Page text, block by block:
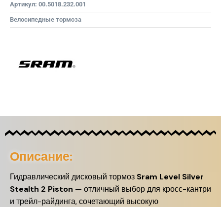
Артикул: 00.5018.232.001
Велосипедные тормоза
Описание:
Гидравлический дисковый тормоз Sram Level Silver
Stealth 2 Piston — отличный выбор для кросс-кантри
и трейл-райдинга, сочетающий высокую